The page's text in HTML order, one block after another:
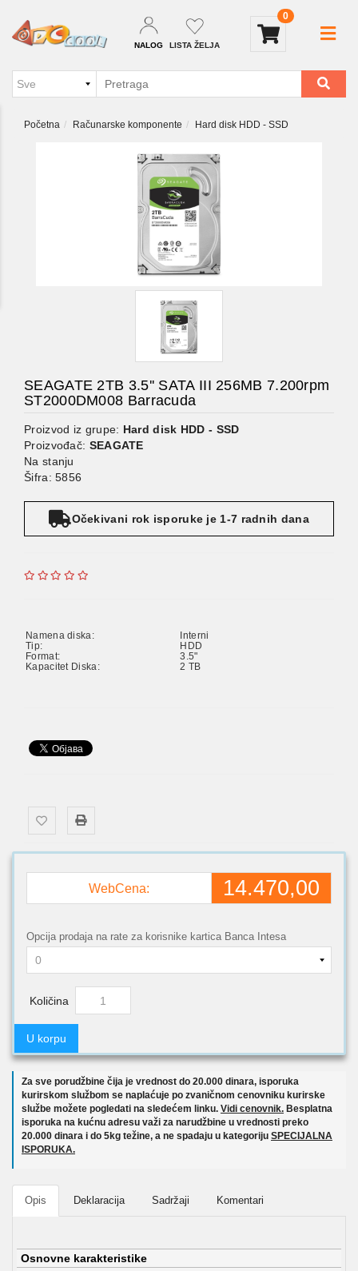
NALOG LISTA ŽELJA
0
Početna Računarske komponente Hard disk HDD - SSD
SEAGATE 2TB 3.5'' SATA III 256MB 7.200rpm
ST2000DM008 Barracuda
Proizvod iz grupe: Hard disk HDD - SSD
Proizvođač: SEAGATE
Na stanju
Šifra: 5856
Očekivani rok isporuke je 1-7 radnih dana
Namena diska:
Interni
Tip:
HDD
Format:
3.5"
Kapacitet Diska:
2 TB
WebCena: 14.470,00
Opcija prodaja na rate za korisnike kartica Banca Intesa
Količina
U korpu
Za sve porudžbine čija je vrednost do 20.000 dinara, isporuka
kurirskom službom se naplaćuje po zvaničnom cenovniku kurirske
službe možete pogledati na sledećem linku. Vidi cenovnik. Besplatna
isporuka na kućnu adresu važi za narudžbine u vrednosti preko
20.000 dinara i do 5kg težine, a ne spadaju u kategoriju SPECIJALNA
ISPORUKA.
Opis Deklaracija Sadržaji Komentari
Osnovne karakteristike